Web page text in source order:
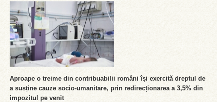
Aproape o treime din contribuabilii români își exercită dreptul de
a susține cauze socio-umanitare, prin redirecționarea a 3,5% din
impozitul pe venit